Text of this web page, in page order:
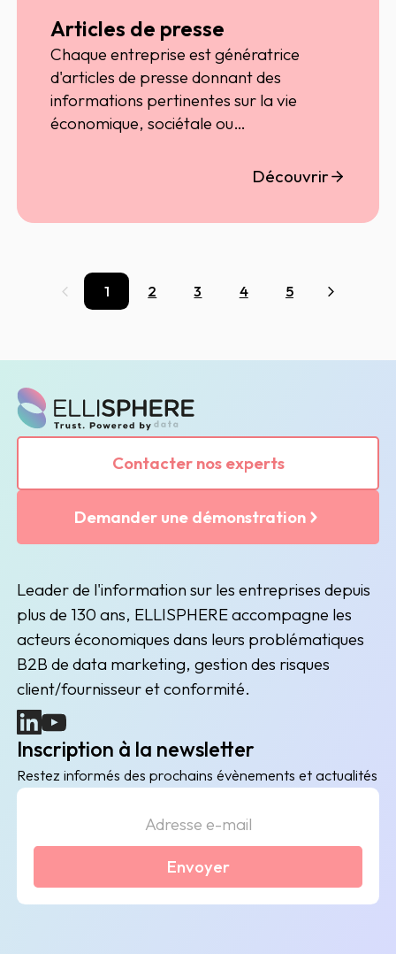
Articles de presse
Chaque entreprise est génératrice
d'articles de presse donnant des
informations pertinentes sur la vie
économique, sociétale ou
Découvrir
Précédent
1 2 3 4 5 Suivant
Contacter nos experts
Demander une démonstration
Leader de l'information sur les entreprises depuis
plus de 130 ans, ELLISPHERE accompagne les
acteurs économiques dans leurs problématiques
B2B de data marketing, gestion des risques
client/fournisseur et conformité.
(nouvelle fenêtre)
(nouvelle fenêtre)
Inscription à la newsletter
Restez informés des prochains évènements et actualités
Envoyer